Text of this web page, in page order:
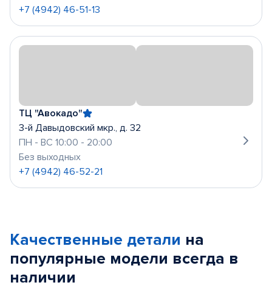
+7 (4942) 46-51-13
ТЦ "Авокадо"
3-й Давыдовский мкр., д. 32
ПН - ВС 10:00 - 20:00
Без выходных
+7 (4942) 46-52-21
Качественные детали на
популярные модели всегда в
наличии